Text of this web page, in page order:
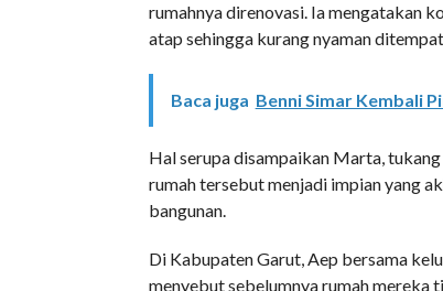
rumahnya direnovasi. Ia mengatakan
atap sehingga kurang nyaman
Baca juga Benni Simar Kembali
Hal serupa disampaikan Marta,
rumah tersebut menjadi impian yang
bangunan.
Di Kabupaten Garut, Aep bersama
menyebut sebelumnya rumah mereka